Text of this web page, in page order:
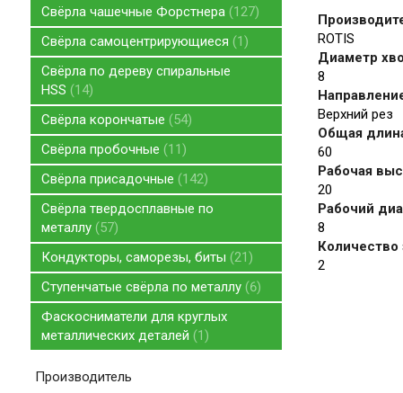
Свёрла чашечные Форстнера 127
Свёрла самоцентрирующиеся 1
Свёрла по дереву спиральные
HSS 14
Свёрла корончатые 54
Свёрла пробочные 11
Свёрла присадочные 142
Свёрла твердосплавные по
металлу 57
Кондукторы, саморезы, биты 21
Ступенчатые свёрла по металлу 6
Фаскосниматели для круглых
металлических деталей 1
Производитель
ROTIS
Диаметр
8
Верхний рез
Общая
60
Рабочая
20
Рабочий
8
Количество
2